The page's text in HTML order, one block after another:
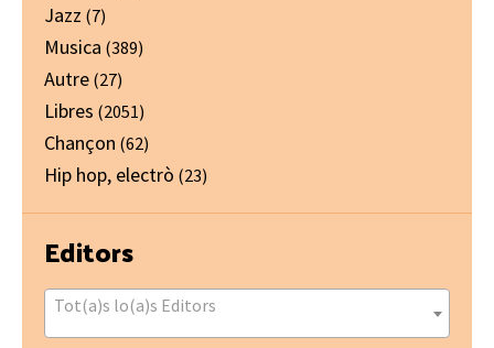
Jazz (7)
Musica (389)
Autre (27)
Libres (2051)
Chançon (62)
Hip hop, electrò (23)
Editors
Tot(a)s lo(a)s Editors